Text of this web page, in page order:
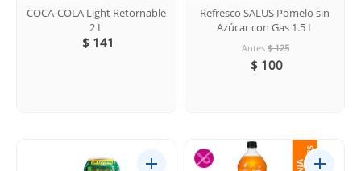
COCA-COLA Light Retornable
2 L
$ 141
Refresco SALUS Pomelo sin
Azúcar con Gas 1.5 L
Antes $ 125
$ 100